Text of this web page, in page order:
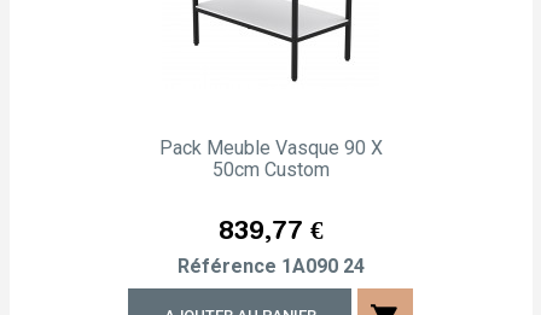
Pack Meuble Vasque 90 X
50cm Custom
Prix
839,77 €
Référence 1A090 24